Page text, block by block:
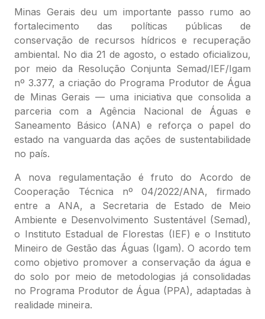
Minas Gerais deu um importante passo rumo ao
fortalecimento das políticas públicas de
conservação de recursos hídricos e recuperação
ambiental. No dia 21 de agosto, o estado oficializou,
por meio da Resolução Conjunta Semad/IEF/Igam
nº 3.377, a criação do Programa Produtor de Água
de Minas Gerais — uma iniciativa que consolida a
parceria com a Agência Nacional de Águas e
Saneamento Básico (ANA) e reforça o papel do
estado na vanguarda das ações de sustentabilidade
no país.
A nova regulamentação é fruto do Acordo de
Cooperação Técnica nº 04/2022/ANA, firmado
entre a ANA, a Secretaria de Estado de Meio
Ambiente e Desenvolvimento Sustentável (Semad),
o Instituto Estadual de Florestas (IEF) e o Instituto
Mineiro de Gestão das Águas (Igam). O acordo tem
como objetivo promover a conservação da água e
do solo por meio de metodologias já consolidadas
no Programa Produtor de Água (PPA), adaptadas à
realidade mineira.